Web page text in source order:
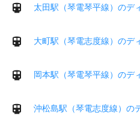
太田駅（琴電琴平線）のデ
大町駅（琴電志度線）のデ
岡本駅（琴電琴平線）のデ
沖松島駅（琴電志度線）の